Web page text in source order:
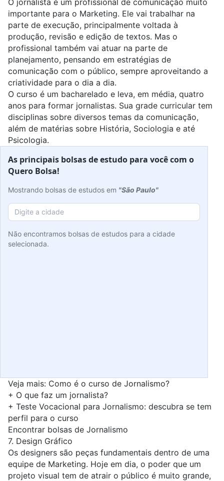
importante para o Marketing. Ele vai trabalhar na
parte de execução, principalmente voltada à
produção, revisão e edição de textos. Mas o
profissional também vai atuar na parte de
planejamento, pensando em estratégias de
comunicação com o público, sempre aproveitando a
criatividade para o dia a dia.
O curso é um bacharelado e leva, em média, quatro
anos para formar jornalistas. Sua grade curricular tem
disciplinas sobre diversos temas da comunicação,
além de matérias sobre História, Sociologia e até
Psicologia.
As principais bolsas de estudo para você com o
Quero Bolsa!
Mostrando bolsas de estudos em "São Paulo"
Não encontramos bolsas de estudos para a cidade
selecionada.
Veja mais: Como é o curso de Jornalismo?
+ O que faz um jornalista?
+ Teste Vocacional para Jornalismo: descubra se tem
perfil para o curso
Encontrar bolsas de Jornalismo
7. Design Gráfico
Os designers são peças fundamentais dentro de uma
equipe de Marketing. Hoje em dia, o poder que um
projeto visual tem de atrair o público é muito grande,